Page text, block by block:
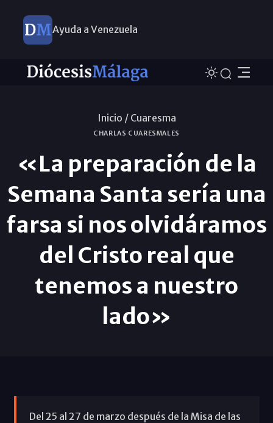
Ayuda a Venezuela
Inicio / Cuaresma
CHARLAS CUARESMALES
«La preparación de la
Semana Santa sería una
farsa si nos olvidáramos
del Cristo real que
tenemos a nuestro
lado»
Del 25 al 27 de marzo después de la Misa de las